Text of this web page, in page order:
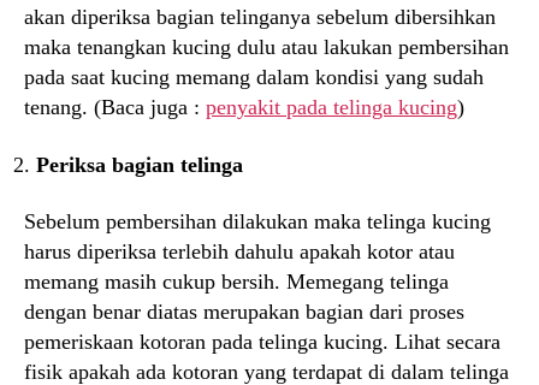
akan diperiksa bagian telinganya sebelum dibersihkan
maka tenangkan kucing dulu atau lakukan pembersihan
pada saat kucing memang dalam kondisi yang sudah
tenang. (Baca juga : penyakit pada telinga kucing)
Periksa bagian telinga
Sebelum pembersihan dilakukan maka telinga kucing
harus diperiksa terlebih dahulu apakah kotor atau
memang masih cukup bersih. Memegang telinga
dengan benar diatas merupakan bagian dari proses
pemeriskaan kotoran pada telinga kucing. Lihat secara
fisik apakah ada kotoran yang terdapat di dalam telinga